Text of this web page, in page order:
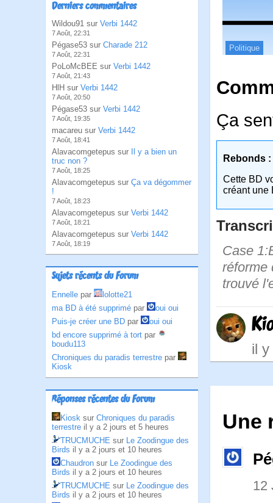
Derniers commentaires
Wildou91 sur Verbi 1442
7 Août, 22:31
Pégase53 sur Charade 212
7 Août, 22:31
PoLoMcBEE sur Verbi 1442
7 Août, 21:43
HlH sur Verbi 1442
7 Août, 20:50
Pégase53 sur Verbi 1442
7 Août, 19:35
macareu sur Verbi 1442
7 Août, 18:41
Alavacomgetepus sur
Il y a bien un
truc non ?
7 Août, 18:25
Alavacomgetepus sur Ça va dégommer
!
7 Août, 18:23
Alavacomgetepus sur Verbi 1442
7 Août, 18:21
Alavacomgetepus sur Verbi 1442
7 Août, 18:19
Sujets récents du Forum
Ennelle par
lolotte21
ma BD à été supprimé par
oui oui
Puis-je créer une BD par
oui oui
bd encore supprimé à tort par
boudu113
Chroniques du paradis terrestre par
Kiosk
Réponses récentes du Forum
Kiosk sur Chroniques du paradis
terrestre il y a 2 jours et 5 heures
TRUCMUCHE sur Le Zoodingue des
Birds il y a 2 jours et 10 heures
Chaudron sur Le Zoodingue des
Birds il y a 2 jours et 10 heures
TRUCMUCHE sur Le Zoodingue des
Birds il y a 2 jours et 10 heures
Politique
Ça
Rebonds :
Cette BD
créant une
Case
réforme
trouvé
il
Une
12